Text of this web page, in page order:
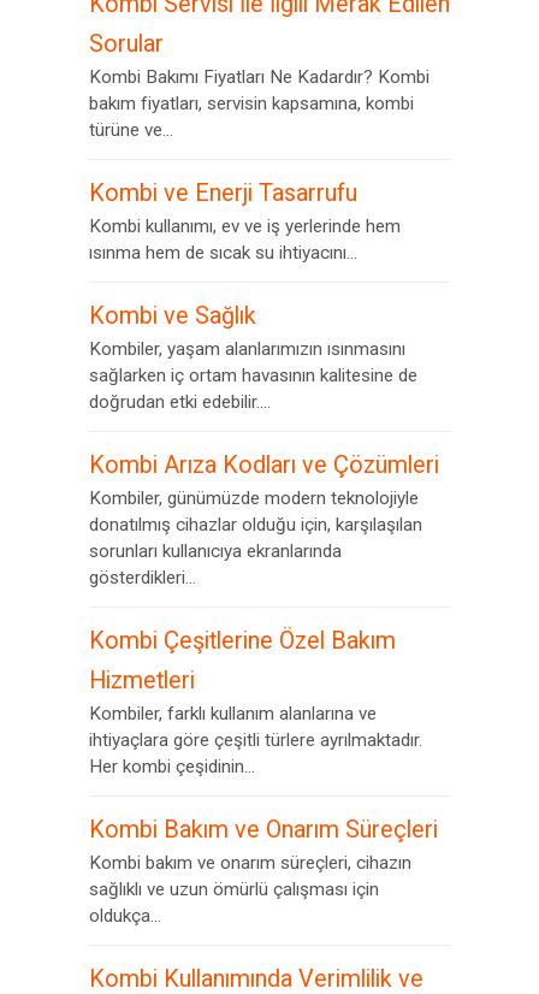
Sorular
Kombi Bakımı Fiyatları Ne Kadardır? Kombi
bakım fiyatları, servisin kapsamına, kombi
türüne ve...
Kombi ve Enerji Tasarrufu
Kombi kullanımı, ev ve iş yerlerinde hem
ısınma hem de sıcak su ihtiyacını...
Kombi ve Sağlık
Kombiler, yaşam alanlarımızın ısınmasını
sağlarken iç ortam havasının kalitesine de
doğrudan etki edebilir....
Kombi Arıza Kodları ve Çözümleri
Kombiler, günümüzde modern teknolojiyle
donatılmış cihazlar olduğu için, karşılaşılan
sorunları kullanıcıya ekranlarında
gösterdikleri...
Kombi Çeşitlerine Özel Bakım
Hizmetleri
Kombiler, farklı kullanım alanlarına ve
ihtiyaçlara göre çeşitli türlere ayrılmaktadır.
Her kombi çeşidinin...
Kombi Bakım ve Onarım Süreçleri
Kombi bakım ve onarım süreçleri, cihazın
sağlıklı ve uzun ömürlü çalışması için
oldukça...
Kombi Kullanımında Verimlilik ve